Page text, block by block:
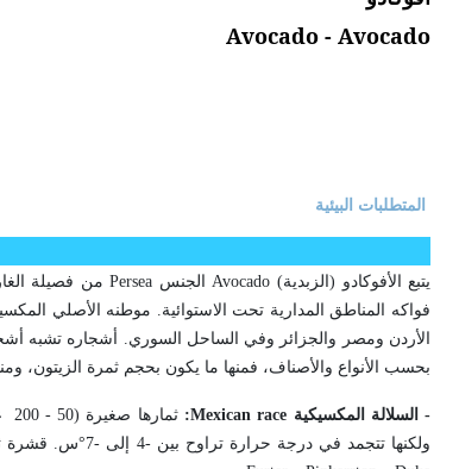
Avocado - Avocado
المتطلبات البيئية
يتبع الأفوكادو (الزبدية) Avocadoالجنس Perseaمن فصيلة
فواكه المناطق المدارية تحت الاستوائية. موطنه الأصلي
بحسب الأنواع والأصناف، فمنها ما يكون بحجم ثمرة الزيتون، ومنها ما يصل وزنها إلى 1.5 كيلو غرام. وتقسم الأصناف
- السلالة المكسيكية Mexican race
:
ولكنها تتجمد في درجة حرارة تراوح بين -4 إلى -7°س. قشرة ثمارها رقيقة خضراء أو سوداء اللون. الأصناف المستعملة من هذه السلالة